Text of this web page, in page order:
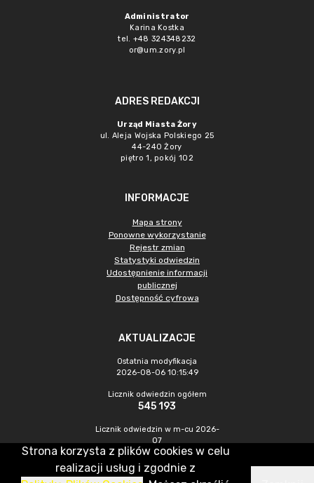
Administrator
Karina Kostka
tel. +48 324348232
or@um.zory.pl
ADRES REDAKCJI
Urząd Miasta Żory
ul. Aleja Wojska Polskiego 25
44-240 Żory
piętro 1, pokój 102
INFORMACJE
Mapa strony
Ponowne wykorzystanie
Rejestr zmian
Statystyki odwiedzin
Udostępnienie informacji
publicznej
Dostępność cyfrowa
AKTUALIZACJE
Ostatnia modyfikacja
2026-08-06 10:15:49
Licznik odwiedzin ogółem
545 193
Licznik odwiedzin w m-cu 2026-
07
1 209
Strona korzysta z plików cookies w celu
realizacji usług i zgodnie z